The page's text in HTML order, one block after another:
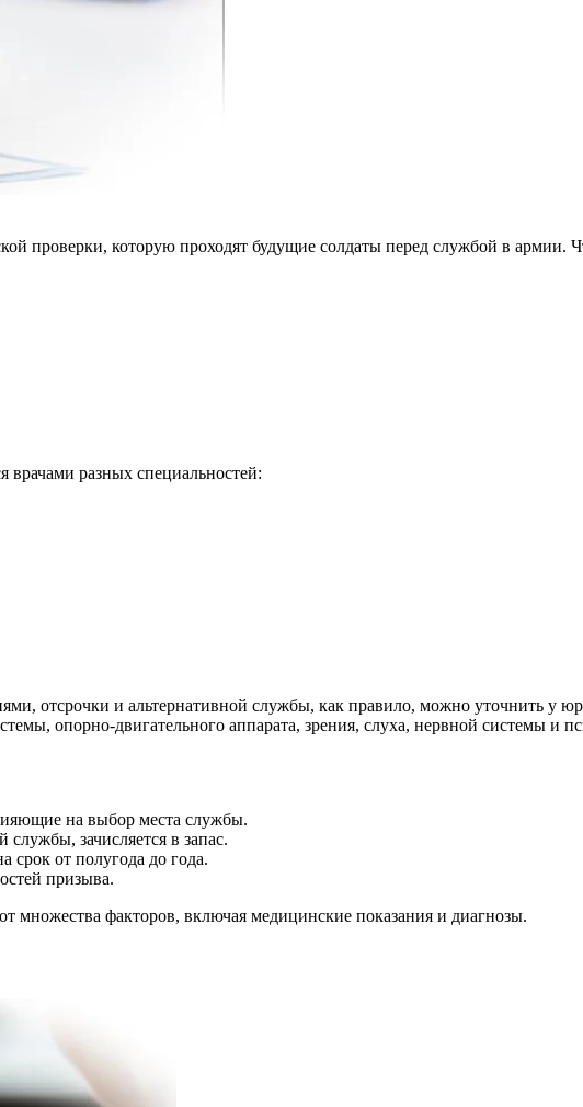
проверки, которую проходят будущие солдаты перед службой в армии.
разных специальностей:
отсрочки и альтернативной службы, как правило, можно уточнить у
опорно-двигательного аппарата, зрения, слуха, нервной системы и
на выбор места службы.
зачисляется в запас.
срок от полугода до года.
призыва.
множества факторов, включая медицинские показания и диагнозы.